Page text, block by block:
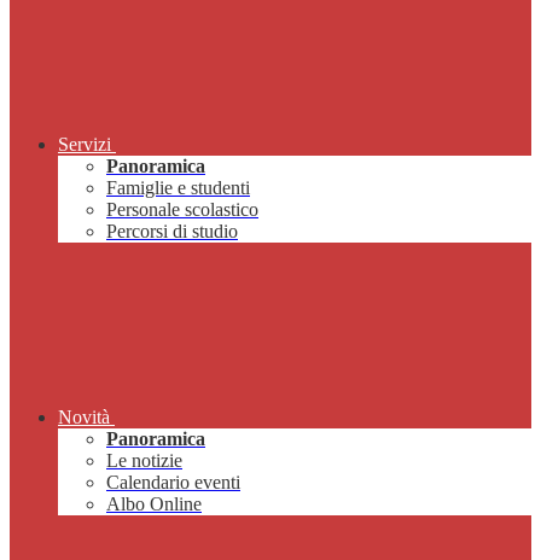
Servizi
Panoramica
Famiglie e studenti
Personale scolastico
Percorsi di studio
Novità
Panoramica
Le notizie
Calendario eventi
Albo Online